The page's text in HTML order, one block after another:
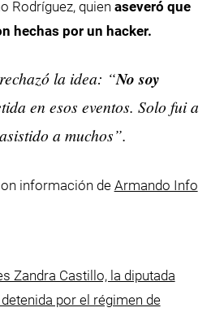
Rodríguez, quien aseveró que
hechas por un hacker.
la idea: “No soy
en esos eventos. Solo fui a
a muchos”.
información de Armando Info
Zandra Castillo, la diputada
por el régimen de